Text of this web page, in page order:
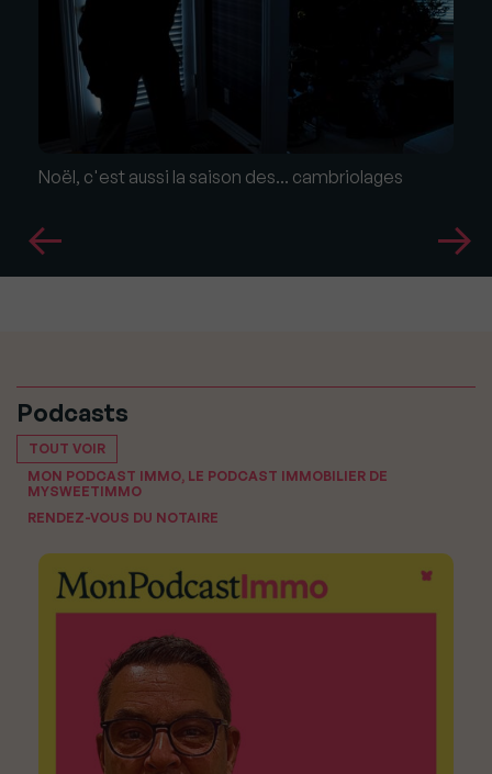
Noël, c'est aussi la saison des... cambriolages
Podcasts
TOUT VOIR
MON PODCAST IMMO, LE PODCAST IMMOBILIER DE
MYSWEETIMMO
RENDEZ-VOUS DU NOTAIRE